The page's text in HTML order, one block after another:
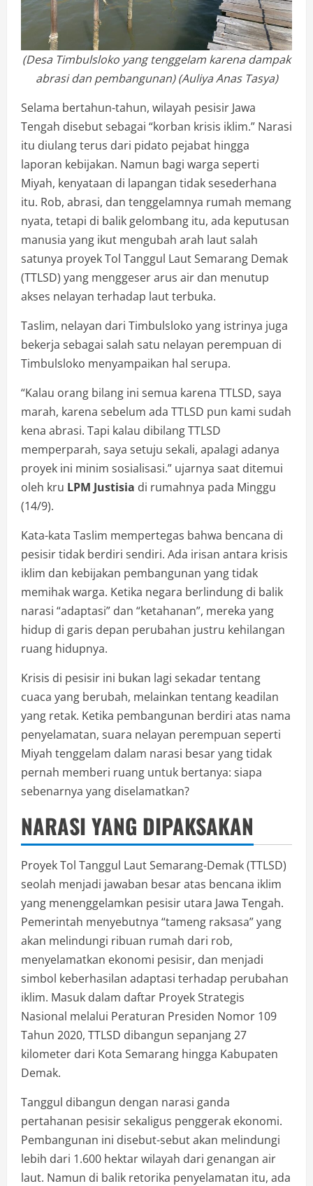
(Desa Timbulsloko yang tenggelam karena dampak
abrasi dan pembangunan) (Auliya Anas Tasya)
Selama bertahun-tahun, wilayah pesisir Jawa
Tengah disebut sebagai “korban krisis iklim.” Narasi
itu diulang terus dari pidato pejabat hingga
laporan kebijakan. Namun bagi warga seperti
Miyah, kenyataan di lapangan tidak sesederhana
itu. Rob, abrasi, dan tenggelamnya rumah memang
nyata, tetapi di balik gelombang itu, ada keputusan
manusia yang ikut mengubah arah laut salah
satunya proyek Tol Tanggul Laut Semarang Demak
(TTLSD) yang menggeser arus air dan menutup
akses nelayan terhadap laut terbuka.
Taslim, nelayan dari Timbulsloko yang istrinya juga
bekerja sebagai salah satu nelayan perempuan di
Timbulsloko menyampaikan hal serupa.
“Kalau orang bilang ini semua karena TTLSD, saya
marah, karena sebelum ada TTLSD pun kami sudah
kena abrasi. Tapi kalau dibilang TTLSD
memperparah, saya setuju sekali, apalagi adanya
proyek ini minim sosialisasi.” ujarnya saat ditemui
oleh kru LPM Justisia di rumahnya pada Minggu
(14/9).
Kata-kata Taslim mempertegas bahwa bencana di
pesisir tidak berdiri sendiri. Ada irisan antara krisis
iklim dan kebijakan pembangunan yang tidak
memihak warga. Ketika negara berlindung di balik
narasi “adaptasi” dan “ketahanan”, mereka yang
hidup di garis depan perubahan justru kehilangan
ruang hidupnya.
Krisis di pesisir ini bukan lagi sekadar tentang
cuaca yang berubah, melainkan tentang keadilan
yang retak. Ketika pembangunan berdiri atas nama
penyelamatan, suara nelayan perempuan seperti
Miyah tenggelam dalam narasi besar yang tidak
pernah memberi ruang untuk bertanya: siapa
sebenarnya yang diselamatkan?
NARASI YANG DIPAKSAKAN
Proyek Tol Tanggul Laut Semarang-Demak (TTLSD)
seolah menjadi jawaban besar atas bencana iklim
yang menenggelamkan pesisir utara Jawa Tengah.
Pemerintah menyebutnya “tameng raksasa” yang
akan melindungi ribuan rumah dari rob,
menyelamatkan ekonomi pesisir, dan menjadi
simbol keberhasilan adaptasi terhadap perubahan
iklim. Masuk dalam daftar Proyek Strategis
Nasional melalui Peraturan Presiden Nomor 109
Tahun 2020, TTLSD dibangun sepanjang 27
kilometer dari Kota Semarang hingga Kabupaten
Demak.
Tanggul dibangun dengan narasi ganda
pertahanan pesisir sekaligus penggerak ekonomi.
Pembangunan ini disebut-sebut akan melindungi
lebih dari 1.600 hektar wilayah dari genangan air
laut. Namun di balik retorika penyelamatan itu, ada